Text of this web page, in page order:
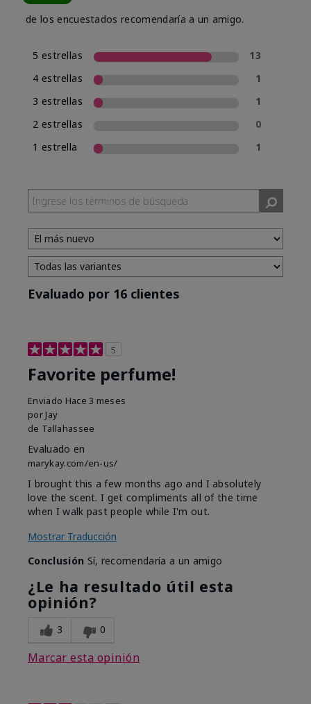
de los encuestados recomendaría a un amigo.
5 estrellas
13
4 estrellas
1
3 estrellas
1
2 estrellas
0
1 estrella
1
Evaluado por 16 clientes
5
Favorite perfume!
Enviado Hace 3 meses
por Jay
de Tallahassee
Evaluado en
marykay.com/en-us/
I brought this a few months ago and I absolutely
love the scent. I get compliments all of the time
when I walk past people while I'm out.
Mostrar Traducción
Conclusión Sí, recomendaría a un amigo
¿Le ha resultado útil esta
opinión?
3 0
Marcar esta opinión